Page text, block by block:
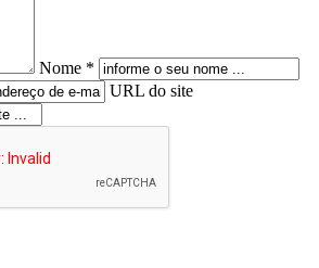
Nome *
URL do site